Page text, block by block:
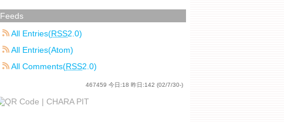
Feeds
All Entries(RSS2.0)
All Entries(Atom)
All Comments(RSS2.0)
467459 今日:18 昨日:142 (02/7/30-)